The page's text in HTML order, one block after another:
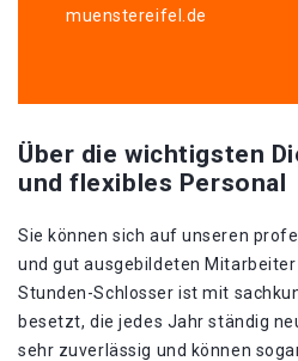
muenstereifel.de
Über die wichtigsten
und flexibles Personal
Sie können sich auf unseren
und gut ausgebildeten Mitarbeiter
Stunden-Schlosser ist mit
besetzt, die jedes Jahr ständig
sehr zuverlässig und können